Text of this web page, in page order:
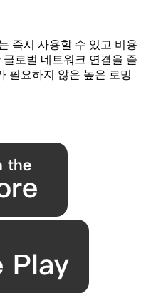
즉시 사용할 수 있고 비용
로벌 네트워크 연결을 즐
필요하지 않은 높은 로밍